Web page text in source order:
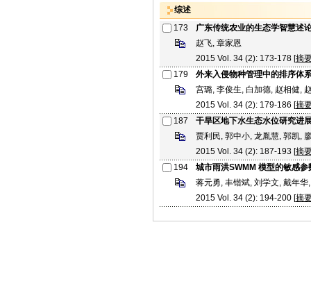
综述
173
广东传统农业的生态学智慧述
赵飞, 章家恩
2015 Vol. 34 (2): 173-178 [摘
179
外来入侵物种管理中的排序体
宫璐, 李俊生, 白加德, 赵相健,
2015 Vol. 34 (2): 179-186 [摘
187
干旱区地下水生态水位研究进
贾利民, 郭中小, 龙胤慧, 郭凯,
2015 Vol. 34 (2): 187-193 [摘
194
城市雨洪SWMM 模型的敏感参
蒋元勇, 丰锴斌, 刘学文, 戴年华
2015 Vol. 34 (2): 194-200 [摘